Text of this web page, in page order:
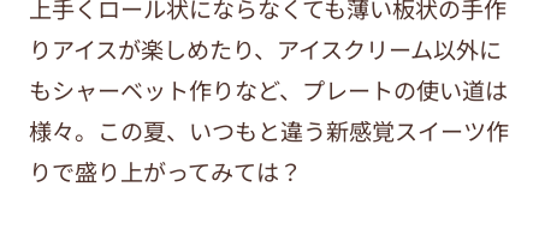
上手くロール状にならなくても薄い板状の手作
りアイスが楽しめたり、アイスクリーム以外に
もシャーベット作りなど、プレートの使い道は
様々。この夏、いつもと違う新感覚スイーツ作
りで盛り上がってみては？